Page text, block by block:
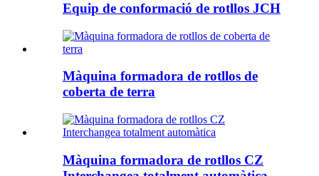
Equip de conformació de rotllos JCH
Màquina formadora de rotllos de
coberta de terra
Màquina formadora de rotllos CZ